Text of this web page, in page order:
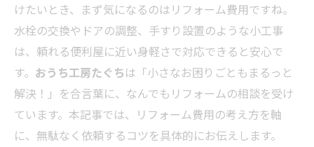
けたいとき、まず気になるのはリフォーム費用ですね。
水栓の交換やドアの調整、手すり設置のような小工事
は、頼れる便利屋に近い身軽さで対応できると安心で
す。 おうち工房たぐちは「小さなお困りごともまるっと
解決！」を合言葉に、なんでもリフォームの相談を受け
ています。本記事では、リフォーム費用の考え方を軸
に、無駄なく依頼するコツを具体的にお伝えします。